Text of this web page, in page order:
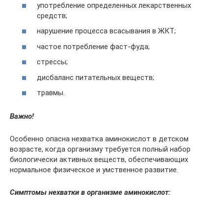
употребление определенных лекарственных
средств;
нарушение процесса всасывания в ЖКТ;
частое потребление фаст-фуда;
стрессы;
дисбаланс питательных веществ;
травмы.
Важно!
Особенно опасна нехватка аминокислот в детском
возрасте, когда организму требуется полный набор
биологически активных веществ, обеспечивающих
нормальное физическое и умственное развитие.
Симптомы нехватки в организме аминокислот: